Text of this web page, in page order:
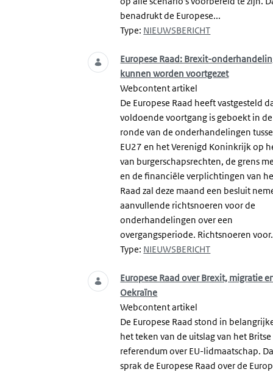
benadrukt de Europese...
Type: NIEUWSBERICHT
Europese Raad: Brexit-
kunnen worden voortgezet
Webcontent artikel
De Europese Raad heeft vastgesteld
voldoende voortgang is geboekt in
ronde van de onderhandelingen
EU27 en het Verenigd Koninkrijk op
van burgerschapsrechten, de grens
en de financiële verplichtingen van
Raad zal deze maand een besluit
aanvullende richtsnoeren voor de
onderhandelingen over een
overgangsperiode. Richtsnoeren
Type: NIEUWSBERICHT
Europese Raad over Brexit, migratie
Oekraïne
Webcontent artikel
De Europese Raad stond in
het teken van de uitslag van het Britse
referendum over EU-lidmaatschap.
sprak de Europese Raad over de